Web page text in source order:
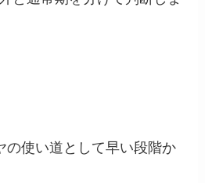
の使い道として早い段階か